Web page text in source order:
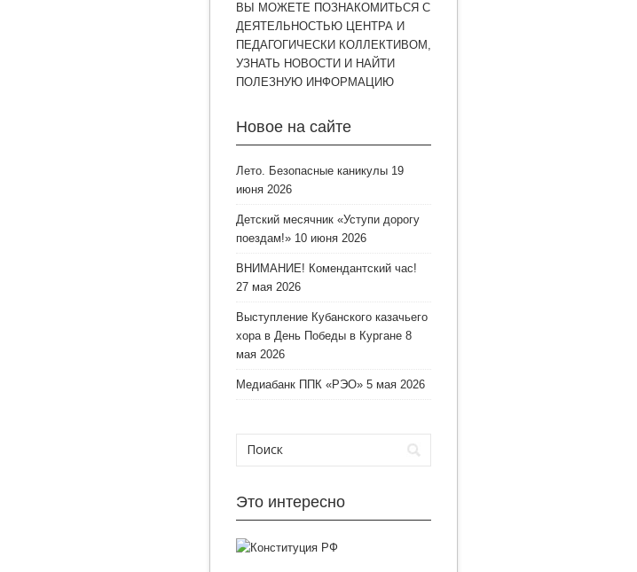
ВЫ МОЖЕТЕ ПОЗНАКОМИТЬСЯ С
ДЕЯТЕЛЬНОСТЬЮ ЦЕНТРА И
ПЕДАГОГИЧЕСКИ КОЛЛЕКТИВОМ,
УЗНАТЬ НОВОСТИ И НАЙТИ
ПОЛЕЗНУЮ ИНФОРМАЦИЮ
Новое на сайте
Лето. Безопасные каникулы 19
июня 2026
Детский месячник «Уступи дорогу
поездам!» 10 июня 2026
ВНИМАНИЕ! Комендантский час!
27 мая 2026
Выступление Кубанского казачьего
хора в День Победы в Кургане 8
мая 2026
Медиабанк ППК «РЭО» 5 мая 2026
Это интересно